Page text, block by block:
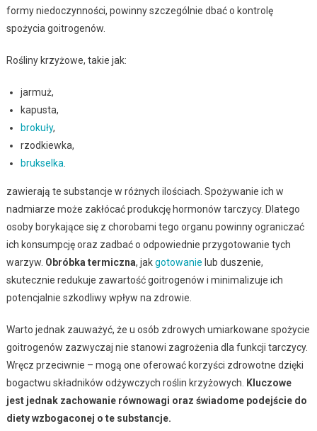
formy niedoczynności, powinny szczególnie dbać o kontrolę
spożycia goitrogenów.
Rośliny krzyżowe, takie jak:
jarmuż,
kapusta,
brokuły,
rzodkiewka,
brukselka
zawierają te substancje w różnych ilościach. Spożywanie ich w
nadmiarze może zakłócać produkcję hormonów tarczycy. Dlatego
osoby borykające się z chorobami tego organu powinny ograniczać
ich konsumpcję oraz zadbać o odpowiednie przygotowanie tych
warzyw. Obróbka termiczna, jakgotowanie lub duszenie,
skutecznie redukuje zawartość goitrogenów i minimalizuje ich
potencjalnie szkodliwy wpływ na zdrowie.
Warto jednak zauważyć, że u osób zdrowych umiarkowane spożycie
goitrogenów zazwyczaj nie stanowi zagrożenia dla funkcji tarczycy.
Wręcz przeciwnie – mogą one oferować korzyści zdrowotne dzięki
bogactwu składników odżywczych roślin krzyżowych.
Kluczowe
jest jednak zachowanie równowagi oraz świadome podejście do
diety wzbogaconej o te substancje.